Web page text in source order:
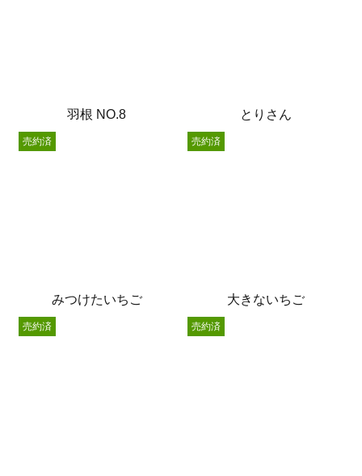
羽根 NO.8 とりさん
みつけたいちご
売約済
大きないちご
売約済
売約済 売約済